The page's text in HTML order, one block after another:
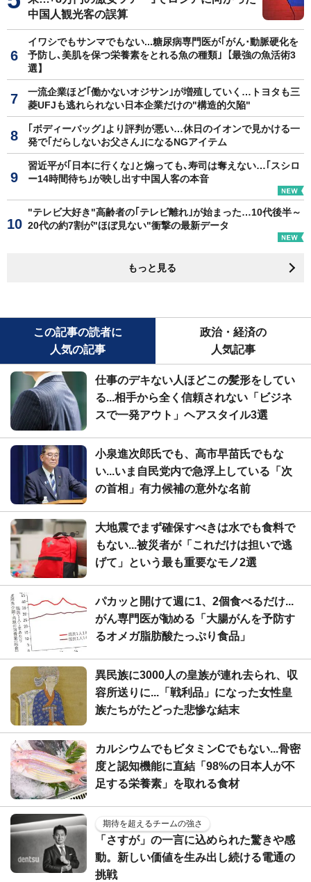
中国人観光客の誤算
イワシでもサンマでもない...糖尿病専門医が｢がん･動脈硬化を
予防し､美肌を保つ栄養素をとれる魚の種類｣【最強の魚活術3
選】
一流企業ほど｢働かないオジサン｣が増殖していく…トヨタも三
菱UFJも逃れられない日本企業だけの"構造的欠陥"
｢ボディーバッグ｣より評判が悪い…休日のイオンで見かける一
発で｢だらしないお父さん｣になるNGアイテム
習近平が｢日本に行くな｣と煽っても､寿司は奪えない…｢スシロ
ー14時間待ち｣が映し出す中国人客の本音
"テレビ大好き"高齢者の｢テレビ離れ｣が始まった…10代後半～
20代の約7割が"ほぼ見ない"衝撃の最新データ
もっと見る
この記事の読者に
人気の記事
政治・経済の
人気記事
仕事のデキない人ほどこの髪形をしてい
る...相手から全く信頼されない「ビジネ
スで一発アウト」ヘアスタイル3選
小泉進次郎氏でも、高市早苗氏でもな
い...いま自民党内で急浮上している「次
の首相」有力候補の意外な名前
大地震でまず確保すべきは水でも食料で
もない...被災者が「これだけは担いで逃
げて」という最も重要なモノ2選
パカッと開けて週に1、2個食べるだけ...
がん専門医が勧める「大腸がんを予防す
るオメガ脂肪酸たっぷり食品」
異民族に3000人の皇族が連れ去られ、収
容所送りに...「戦利品」になった女性皇
族たちがたどった悲惨な結末
カルシウムでもビタミンCでもない...骨密
度と認知機能に直結「98%の日本人が不
足する栄養素」を取れる食材
期待を超えるチームの強さ
「さすが」の一言に込められた驚きや感
動。新しい価値を生み出し続ける電通の
挑戦